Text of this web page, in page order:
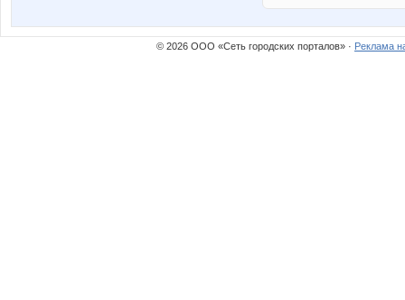
© 2026 ООО «Сеть городских порталов» · Реклама